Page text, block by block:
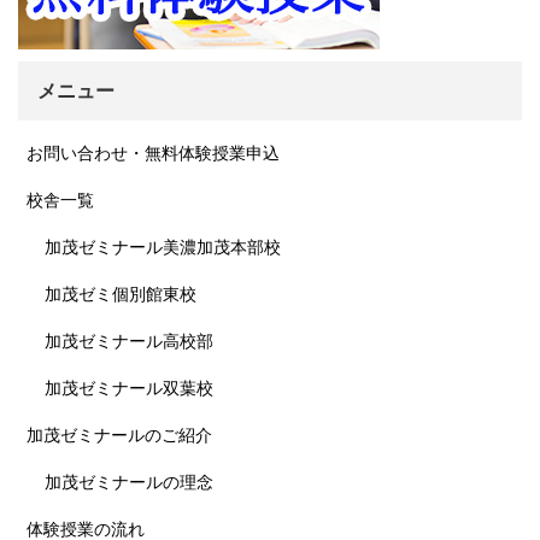
メニュー
お問い合わせ・無料体験授業申込
校舎一覧
加茂ゼミナール美濃加茂本部校
加茂ゼミ個別館東校
加茂ゼミナール高校部
加茂ゼミナール双葉校
加茂ゼミナールのご紹介
加茂ゼミナールの理念
体験授業の流れ